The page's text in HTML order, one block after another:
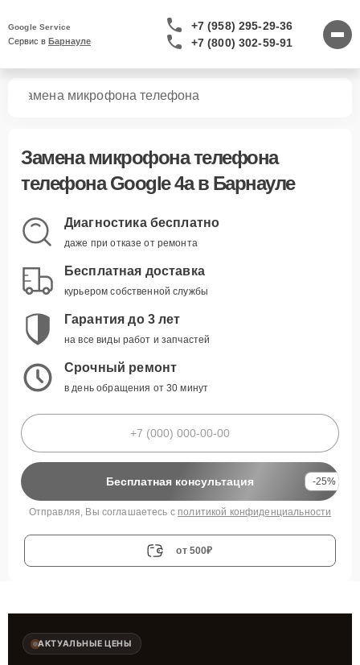
Google Service
Сервис в Барнауле
+7 (958) 295-29-36
+7 (800) 302-59-91
Замена микрофона телефона
Замена микрофона телефона
телефона Google 4a в Барнауле
Диагностика бесплатно
даже при отказе от ремонта
Бесплатная доставка
курьером собственной службы
Гарантия до 3 лет
на все виды работ и запчастей
Срочный ремонт
в день обращения от 30 минут
Бесплатная консультация -25%
Отправляя, Вы соглашаетесь с политикой конфиденциальности
от 500₽
АКТУАЛЬНЫЕ ЦЕНЫ